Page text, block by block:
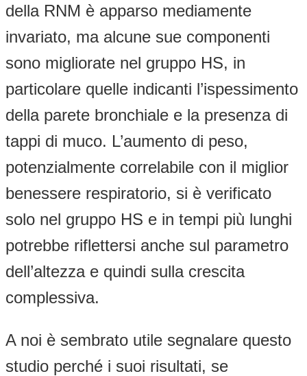
della RNM è apparso mediamente
invariato, ma alcune sue componenti
sono migliorate nel gruppo HS, in
particolare quelle indicanti l’ispessimento
della parete bronchiale e la presenza di
tappi di muco. L’aumento di peso,
potenzialmente correlabile con il miglior
benessere respiratorio, si è verificato
solo nel gruppo HS e in tempi più lunghi
potrebbe riflettersi anche sul parametro
dell’altezza e quindi sulla crescita
complessiva.
A noi è sembrato utile segnalare questo
studio perché i suoi risultati, se